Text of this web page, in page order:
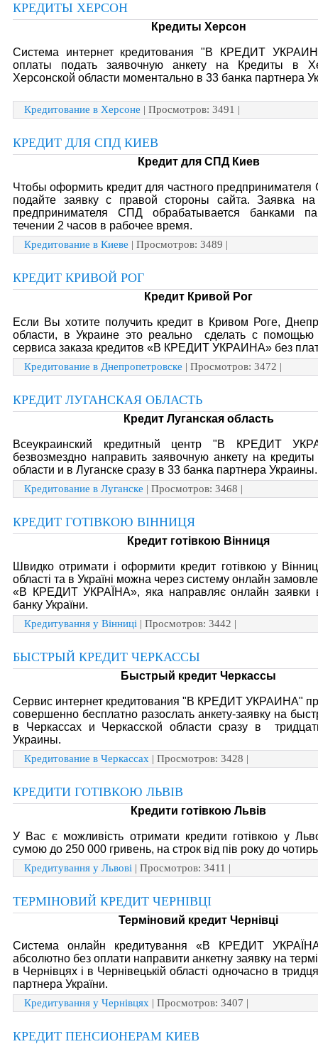
КРЕДИТЫ ХЕРСОН
Кредиты Херсон
Система интернет кредитования "В КРЕДИТ
оплаты подать заявочную анкету на Кредиты в
Херсонской области моментально в 33 банка партнера
Кредитование в Херсоне | Просмотров: 3491 |
КРЕДИТ ДЛЯ СПД КИЕВ
Кредит для СПД Киев
Чтобы оформить кредит для частного
подайте заявку с правой стороны сайта. Заявка
предпринимателя СПД обрабатывается банками
течении 2 часов в рабочее время.
Кредитование в Киеве | Просмотров: 3489 |
КРЕДИТ КРИВОЙ РОГ
Кредит Кривой Рог
Если Вы хотите получить кредит в Кривом Роге,
области, в Украине это реально сделать с помощью
сервиса заказа кредитов «В КРЕДИТ УКРАИНА» без
Кредитование в Днепропетровске | Просмотров: 3472 |
КРЕДИТ ЛУГАНСКАЯ ОБЛАСТЬ
Кредит Луганская область
Всеукраинский кредитный центр "В КРЕДИТ
безвозмездно направить заявочную анкету на
области и в Луганске сразу в 33 банка партнера Украины.
Кредитование в Луганске | Просмотров: 3468 |
КРЕДИТ ГОТІВКОЮ ВІННИЦЯ
Кредит готівкою Вінниця
Швидко отримати і оформити кредит готівкою у
області та в Україні можна через систему онлайн
«В КРЕДИТ УКРАЇНА», яка направляє онлайн заявки
банку України.
Кредитування у Вінниці | Просмотров: 3442 |
БЫСТРЫЙ КРЕДИТ ЧЕРКАССЫ
Быстрый кредит Черкассы
Сервис интернет кредитования "В КРЕДИТ УКРАИНА"
совершенно бесплатно разослать анкету-заявку на
в Черкассах и Черкасской области сразу в
Украины.
Кредитование в Черкассах | Просмотров: 3428 |
КРЕДИТИ ГОТІВКОЮ ЛЬВІВ
Кредити готівкою Львів
У Вас є можливість отримати кредити готівкою у
сумою до 250 000 гривень, на строк від пів року до
Кредитування у Львові | Просмотров: 3411 |
ТЕРМІНОВИЙ КРЕДИТ ЧЕРНІВЦІ
Терміновий кредит Чернівці
Система онлайн кредитування «В КРЕДИТ
абсолютно без оплати направити анкетну заявку на
в Чернівцях і в Чернівецькій області одночасно в
партнера України.
Кредитування у Чернівцях | Просмотров: 3407 |
КРЕДИТ ПЕНСИОНЕРАМ КИЕВ